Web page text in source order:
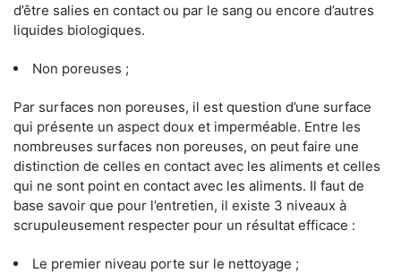
d’être salies en contact ou par le sang ou encore d’autres
liquides biologiques.
Non poreuses ;
Par surfaces non poreuses, il est question d’une surface
qui présente un aspect doux et imperméable. Entre les
nombreuses surfaces non poreuses, on peut faire une
distinction de celles en contact avec les aliments et celles
qui ne sont point en contact avec les aliments. Il faut de
base savoir que pour l’entretien, il existe 3 niveaux à
scrupuleusement respecter pour un résultat efficace :
Le premier niveau porte sur le nettoyage ;